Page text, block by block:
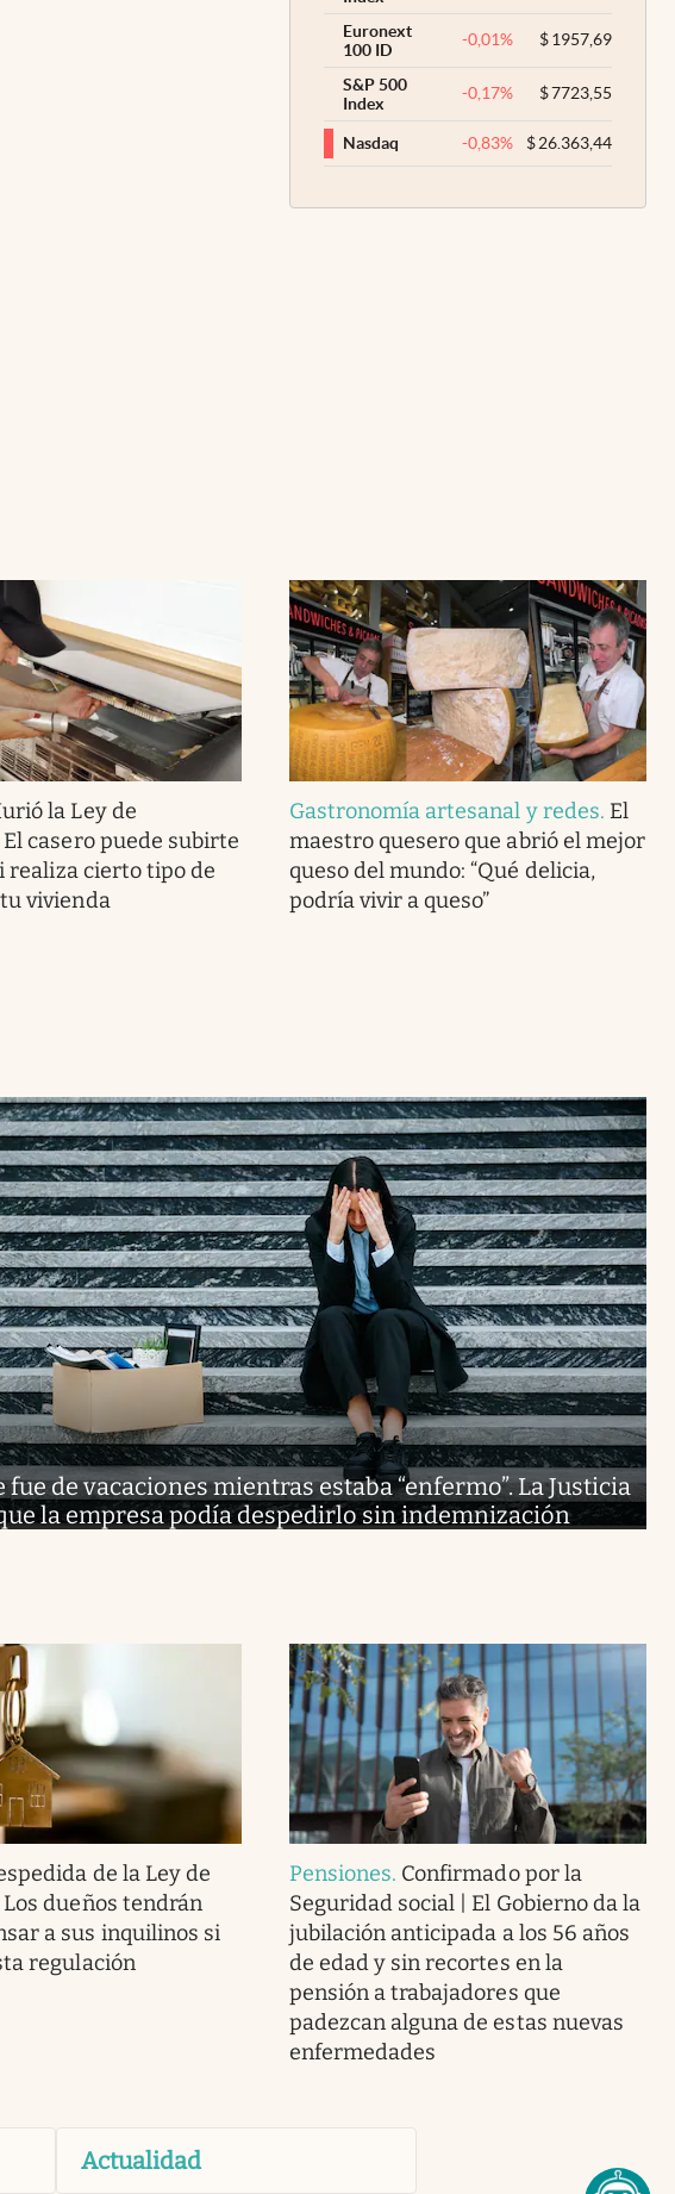
Euronext
100 ID
-0,01% $1957,69
S&P 500
Index
-0,17% $7723,55
Nasdaq -0,83% $26.363,44
la Ley de
casero puede subirte
realiza cierto tipo de
vivienda
Gastronomía artesanal y redes. El
maestro quesero que abrió el mejor
queso del mundo: “Qué delicia,
podría vivir a queso”
fue de vacaciones mientras estaba “enfermo”. La Justicia
la empresa podía despedirlo sin indemnización
de la Ley de
dueños tendrán
a sus inquilinos si
regulación
Pensiones. Confirmado por la
Seguridad social | El Gobierno da la
jubilación anticipada a los 56 años
de edad y sin recortes en la
pensión a trabajadores que
padezcan alguna de estas nuevas
enfermedades
Actualidad